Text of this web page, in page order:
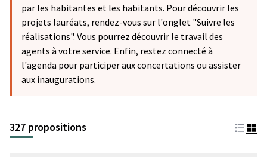
par les habitantes et les habitants. Pour découvrir les
projets lauréats, rendez-vous sur l'onglet "Suivre les
réalisations". Vous pourrez découvrir le travail des
agents à votre service. Enfin, restez connecté à
l'agenda pour participer aux concertations ou assister
aux inaugurations.
327 propositions